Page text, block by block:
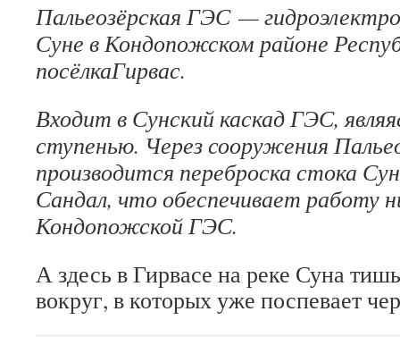
Пальеозёрская ГЭС —
Суне в Кондопожском районе
посёлкаГирвас.
Входит в Сунский каскад ГЭС,
ступенью. Через сооружения
производится переброска стока
Сандал, что обеспечивает
Кондопожской ГЭС.
А здесь в Гирвасе на реке Суна
вокруг, в которых уже поспевает